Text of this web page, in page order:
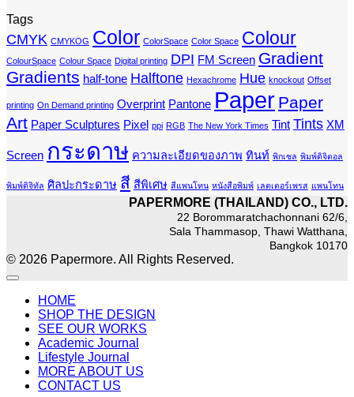
Tags
CMYK CMYKOG Color ColorSpace Color Space Colour
ColourSpace Colour Space Digital printing DPI FM Screen Gradient
Gradients half-tone Halftone Hexachrome Hue knockout Offset
printing On Demand printing Overprint Pantone Paper Paper
Art Paper Sculptures Pixel ppi RGB The New York Times Tint Tints XM
Screen กระดาษ ความละเอียดของภาพ ทินท์ พิกเซล พิมพ์ดิจิตอล
พิมพ์ดิจิทัล ศิลปะกระดาษ สี สีพิเศษ สีแพนโทน หนังสือพิมพ์ เลตเตอร์เพรส แพนโทน
PAPERMORE (THAILAND) CO., LTD.
22 Borommaratchachonnani 62/6,
Sala Thammasop, Thawi Watthana,
Bangkok 10170
© 2026 Papermore. All Rights Reserved.
HOME
SHOP THE DESIGN
SEE OUR WORKS
Academic Journal
Lifestyle Journal
MORE ABOUT US
CONTACT US